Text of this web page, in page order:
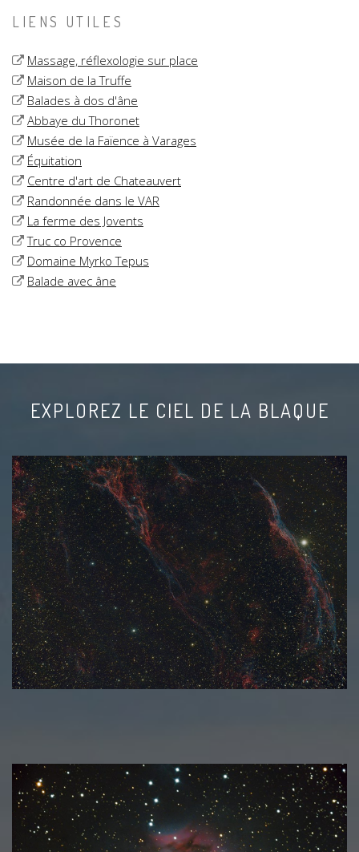
LIENS UTILES
Massage, réflexologie sur place
Maison de la Truffe
Balades à dos d'âne
Abbaye du Thoronet
Musée de la Faïence à Varages
Équitation
Centre d'art de Chateauvert
Randonnée dans le VAR
La ferme des Jovents
Truc co Provence
Domaine Myrko Tepus
Balade avec âne
EXPLOREZ LE CIEL DE LA BLAQUE